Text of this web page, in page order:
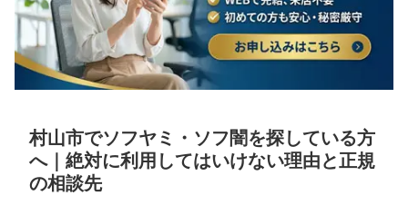
村山市でソフヤミ・ソフ闇を探している方
へ｜絶対に利用してはいけない理由と正規
の相談先